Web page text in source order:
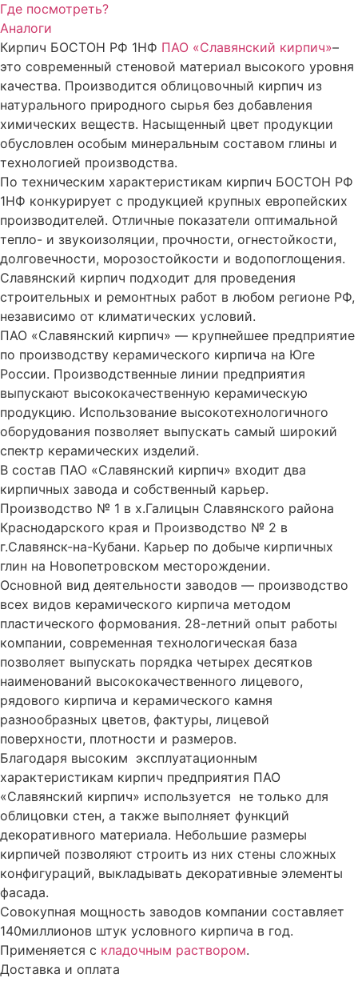
Где посмотреть?
Аналоги
Кирпич БОСТОН РФ 1НФ ПАО «Славянский кирпич»–
это современный стеновой материал высокого уровня
качества. Производится облицовочный кирпич из
натурального природного сырья без добавления
химических веществ. Насыщенный цвет продукции
обусловлен особым минеральным составом глины и
технологией производства.
По техническим характеристикам кирпич БОСТОН РФ
1НФ конкурирует с продукцией крупных европейских
производителей. Отличные показатели оптимальной
тепло- и звукоизоляции, прочности, огнестойкости,
долговечности, морозостойкости и водопоглощения.
Славянский кирпич подходит для проведения
строительных и ремонтных работ в любом регионе РФ,
независимо от климатических условий.
ПАО «Славянский кирпич» — крупнейшее предприятие
по производству керамического кирпича на Юге
России. Производственные линии предприятия
выпускают высококачественную керамическую
продукцию. Использование высокотехнологичного
оборудования позволяет выпускать самый широкий
спектр керамических изделий.
В состав ПАО «Славянский кирпич» входит два
кирпичных завода и собственный карьер.
Производство № 1 в х.Галицын Славянского района
Краснодарского края и Производство № 2 в
г.Славянск-на-Кубани. Карьер по добыче кирпичных
глин на Новопетровском месторождении.
Основной вид деятельности заводов — производство
всех видов керамического кирпича методом
пластического формования. 28-летний опыт работы
компании, современная технологическая база
позволяет выпускать порядка четырех десятков
наименований высококачественного лицевого,
рядового кирпича и керамического камня
разнообразных цветов, фактуры, лицевой
поверхности, плотности и размеров.
Благодаря высоким эксплуатационным
характеристикам кирпич предприятия ПАО
«Славянский кирпич» используется не только для
облицовки стен, а также выполняет функций
декоративного материала. Небольшие размеры
кирпичей позволяют строить из них стены сложных
конфигураций, выкладывать декоративные элементы
фасада.
Совокупная мощность заводов компании составляет
140миллионов штук условного кирпича в год.
Применяется с кладочным раствором.
Доставка и оплата